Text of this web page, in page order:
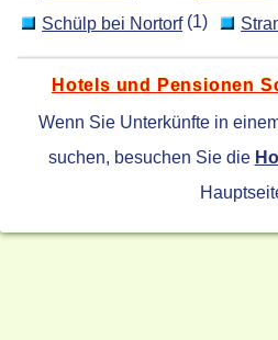
Schülp bei Nortorf(1)
Hotels und Pensionen
Wenn Sie Unterkünfte in
suchen, besuchen Sie die